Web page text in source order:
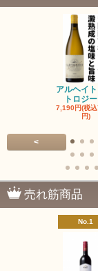
アルヘイ
トロジ
7,190円(税
円)
<
売れ筋商品
No.1